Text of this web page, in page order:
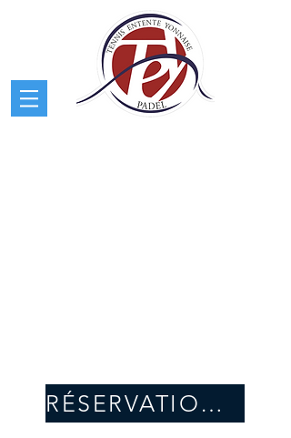
RÉSERVATION PADEL